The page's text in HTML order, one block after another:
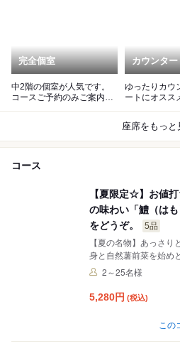
完全個室
中2階の個室が人気です。
コースご予約のみご案内可
カウンター
ゆったりカウ
ートにオスス
座席をもっと
コース
【夏限定☆】お値
の味わい「鱧（は
をどうぞ。
5品
【夏の名物】あっさ
身と自然薯前菜を始め
して下さい。新鮮なお
2～25名様
5,280円 (税込)
この